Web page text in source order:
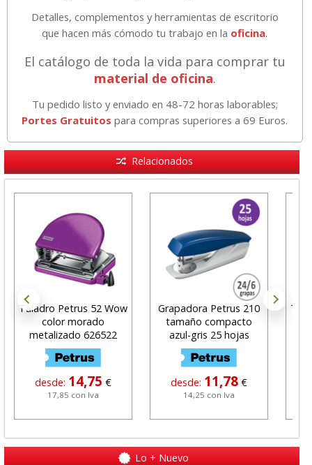
Detalles, complementos y herramientas de escritorio
que hacen más cómodo tu trabajo en la oficina.
El catálogo de toda la vida para comprar tu
material de oficina.
Tu pedido listo y enviado en 48-72 horas laborables;
Portes Gratuitos para compras superiores a 69 Euros.
Relacionados
Taladro Petrus 52 Wow
color morado
metalizado 626522
desde: 14,75 €
17,85 con Iva
Grapadora Petrus 210
tamaño compacto
azul-gris 25 hojas
desde: 11,78 €
14,25 con Iva
Lo + Nuevo